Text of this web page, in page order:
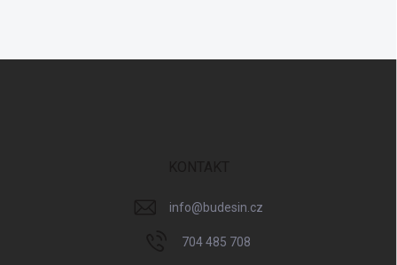
info@budesin.cz
704 485 708